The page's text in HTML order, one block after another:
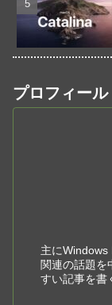
プロフィール
主にWindows
関連の話題を
すい記事を書